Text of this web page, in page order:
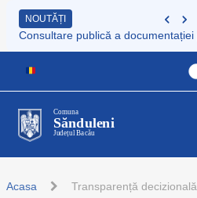
NOUTĂȚI
Comuna
Sănduleni
Județul Bacău
Acasa Transparență decizională